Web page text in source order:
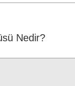
Nedir?